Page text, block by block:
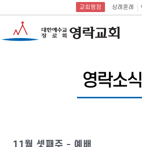
교회행정 상례혼례
영락소식
11월 셋째주 - 예배